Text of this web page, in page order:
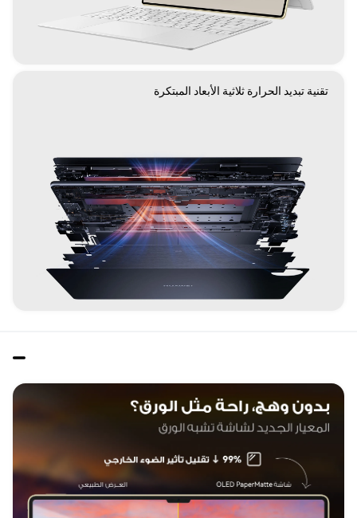
تقنية تبديد الحرارة ثلاثية الأبعاد المبتكرة